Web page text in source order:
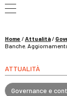
La
Home /Attualità/
Banche.
ATTUALITÀ
Governance e